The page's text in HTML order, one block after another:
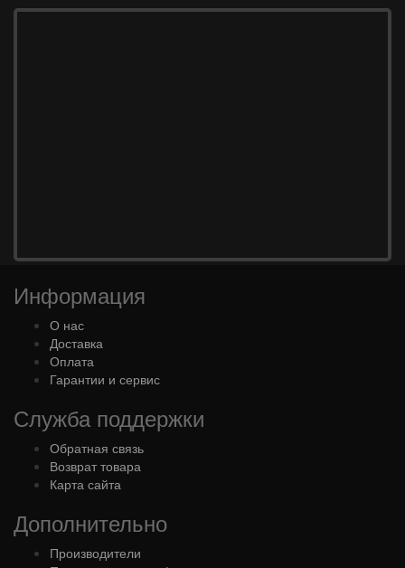
Информация
О нас
Доставка
Оплата
Гарантии и сервис
Служба поддержки
Обратная связь
Возврат товара
Карта сайта
Дополнительно
Производители